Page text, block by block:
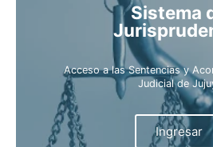
Sistema
Acceso a las Sentencias y
Judicial de
Ingresar